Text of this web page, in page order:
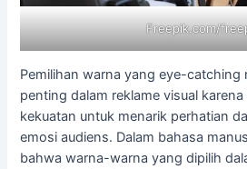
Freepik.com/
Pemilihan warna yang eye-catching
penting dalam reklame visual
kekuatan untuk menarik perhatian
emosi audiens. Dalam bahasa
bahwa warna-warna yang dipilih